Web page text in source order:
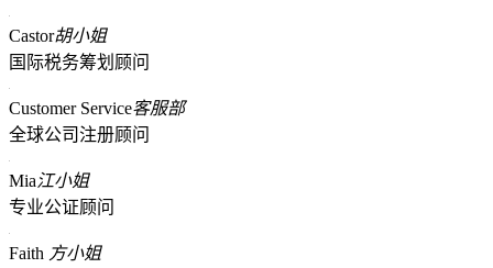
Castor胡小姐
国际税务筹划顾问
Customer Service客服部
全球公司注册顾问
Mia江小姐
专业公证顾问
Faith 方小姐